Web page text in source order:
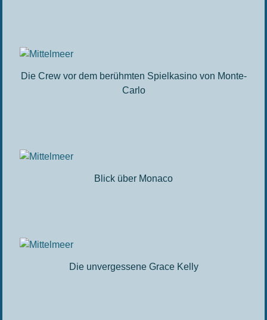
Die Crew vor dem berühmten Spielkasino von Monte-
Carlo
Blick über Monaco
Die unvergessene Grace Kelly